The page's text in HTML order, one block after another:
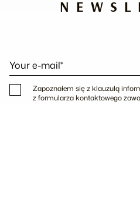
Your e-mail*
Zapoznałem się z klauzulą
z formularza kontaktowego